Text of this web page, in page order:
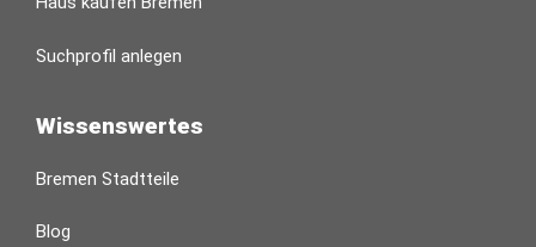
Suchprofil anlegen
Wissenswertes
Bremen Stadtteile
Blog